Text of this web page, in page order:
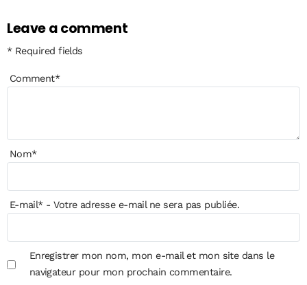
Leave a comment
* Required fields
Comment*
Nom*
E-mail*- Votre adresse e-mail ne sera pas publiée.
Enregistrer mon nom, mon e-mail et mon site dans le
navigateur pour mon prochain commentaire.